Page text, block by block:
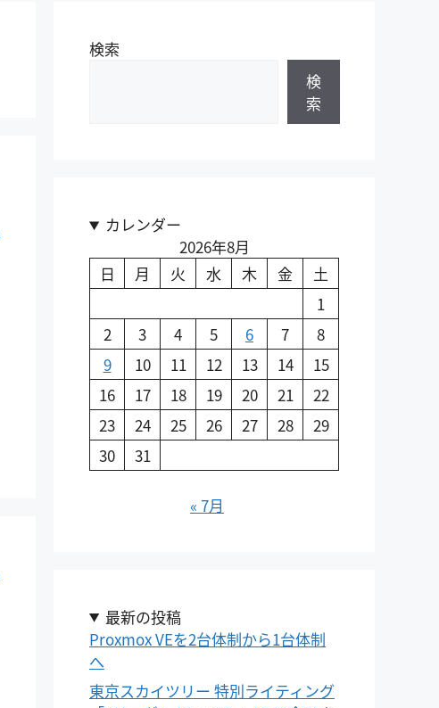
検索
検
索
カレンダー
2026年8月
日
月 火 水 木 金
土
1
2
3 4 5 6 7
8
9
10 11 12 13 14
15
16
17 18 19 20 21
22
23
24 25 26 27 28
29
30
31
« 7月
最新の投稿
Proxmox VEを2台体制から1台体制
へ
東京スカイツリー 特別ライティング